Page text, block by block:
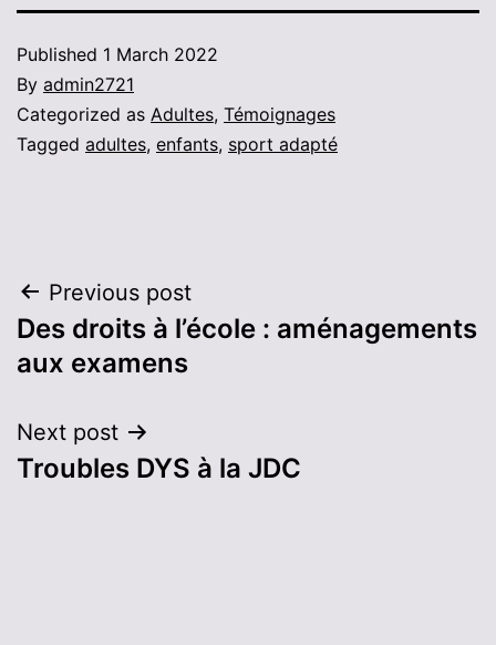
Published 1 March 2022
By admin2721
Categorized as Adultes, Témoignages
Tagged adultes, enfants, sport adapté
Post
navigation
Previous post
Des droits à l’école : aménagements
aux examens
Next post
Troubles DYS à la JDC